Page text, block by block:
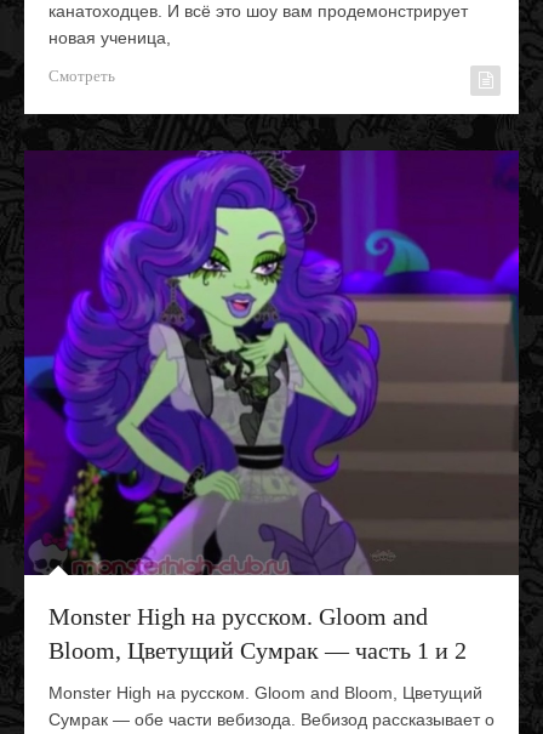
канатоходцев. И всё это шоу вам продемонстрирует
новая ученица,
Смотреть
Monster High на русском. Gloom and
Bloom, Цветущий Сумрак — часть 1 и 2
Monster High на русском. Gloom and Bloom, Цветущий
Сумрак — обе части вебизода. Вебизод рассказывает о